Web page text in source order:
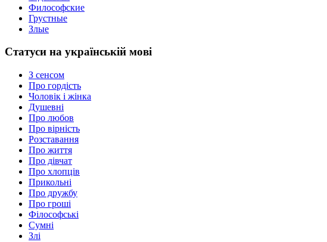
Философские
Грустные
Злые
Статуси на українській мові
З сенсом
Про гордість
Чоловік і жінка
Душевні
Про любов
Про вірність
Розставання
Про життя
Про дівчат
Про хлопців
Прикольні
Про дружбу
Про гроші
Філософські
Сумні
Злі